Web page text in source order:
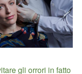
gli orrori in fatto